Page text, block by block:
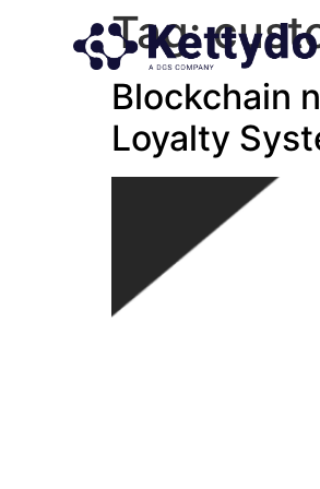
Tag:
Blockchain
Loyalty